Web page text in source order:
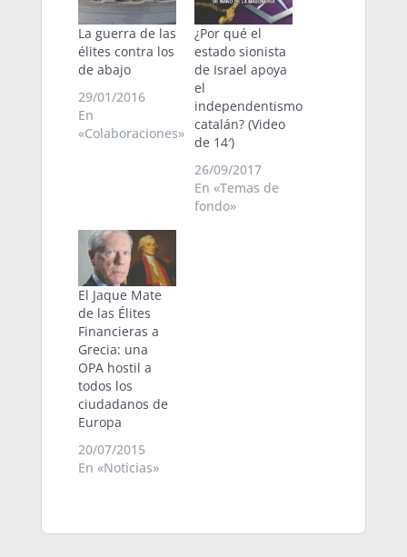
La guerra de las
élites contra los
de abajo
29/01/2016
En
«Colaboraciones»
¿Por qué el
estado sionista
de Israel apoya
el
independentismo
catalán? (Video
de 14′)
26/09/2017
En «Temas de
fondo»
El Jaque Mate
de las Élites
Financieras a
Grecia: una
OPA hostil a
todos los
ciudadanos de
Europa
20/07/2015
En «Noticias»